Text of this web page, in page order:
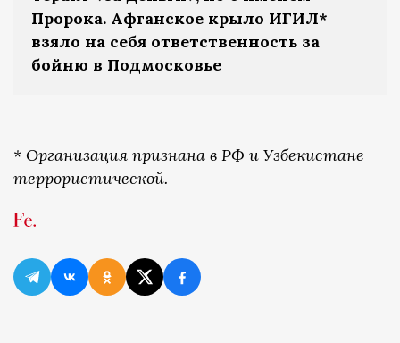
Пророка. Афганское крыло ИГИЛ*
взяло на себя ответственность за
бойню в Подмосковье
* Организация признана в РФ и Узбекистане
террористической.